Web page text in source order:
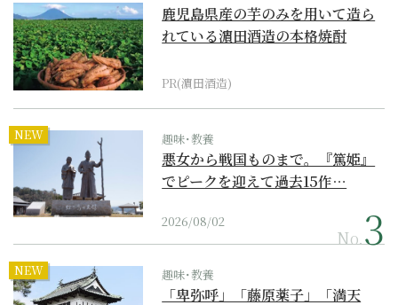
鹿児島県産の芋のみを用いて造ら
れている濵田酒造の本格焼酎
PR(濵田酒造)
NEW 趣味･教養
悪女から戦国ものまで。『篤姫』
でピークを迎えて過去15作…
2026/08/02
No.
NEW 趣味･教養
「卑弥呼」「藤原薬子」「満天